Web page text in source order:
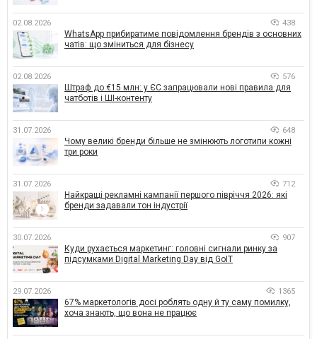
02.08.2026 438
WhatsApp прибиратиме повідомлення брендів з основних
чатів: що зміниться для бізнесу
02.08.2026 576
Штраф до €15 млн: у ЄС запрацювали нові правила для
чатботів і ШІ-контенту
31.07.2026 648
Чому великі бренди більше не змінюють логотипи кожні
три роки
31.07.2026 712
Найкращі рекламні кампанії першого півріччя 2026: які
бренди задавали тон індустрії
30.07.2026 907
Куди рухається маркетинг: головні сигнали ринку за
підсумками Digital Marketing Day від GoIT
29.07.2026 1365
67% маркетологів досі роблять одну й ту саму помилку,
хоча знають, що вона не працює